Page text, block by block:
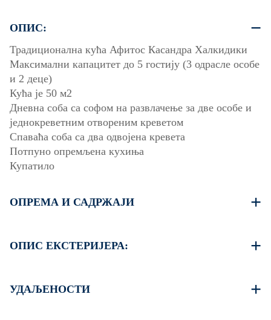
ОПИС:
Традиционална кућа Афитос Касандра Халкидики
Максимални капацитет до 5 гостију (3 одрасле особе
и 2 деце)
Кућа је 50 м2
Дневна соба са софом на развлачење за две особе и
једнокреветним отвореним креветом
Спаваћа соба са два одвојена кревета
Потпуно опремљена кухиња
Купатило
ОПРЕМА И САДРЖАЈИ
Бежични Wi-Fi
Чишћење једном при одјави
ОПИС ЕКСТЕРИЈЕРА:
Постоји могућност паркирања на улици испред куће
Афитос је традиционално грчко село које је сачувало
УДАЉЕНОСТИ